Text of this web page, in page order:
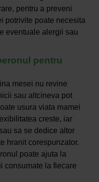
pentru a preveni
potrivite poate necesita
eventuale alergii sau
pentru
mesei nu revine
sau altcineva pot
usura viata mamei
creste, iar
sa se dedice altor
hranit corespunzator.
poate ajuta la
consumate la fiecare